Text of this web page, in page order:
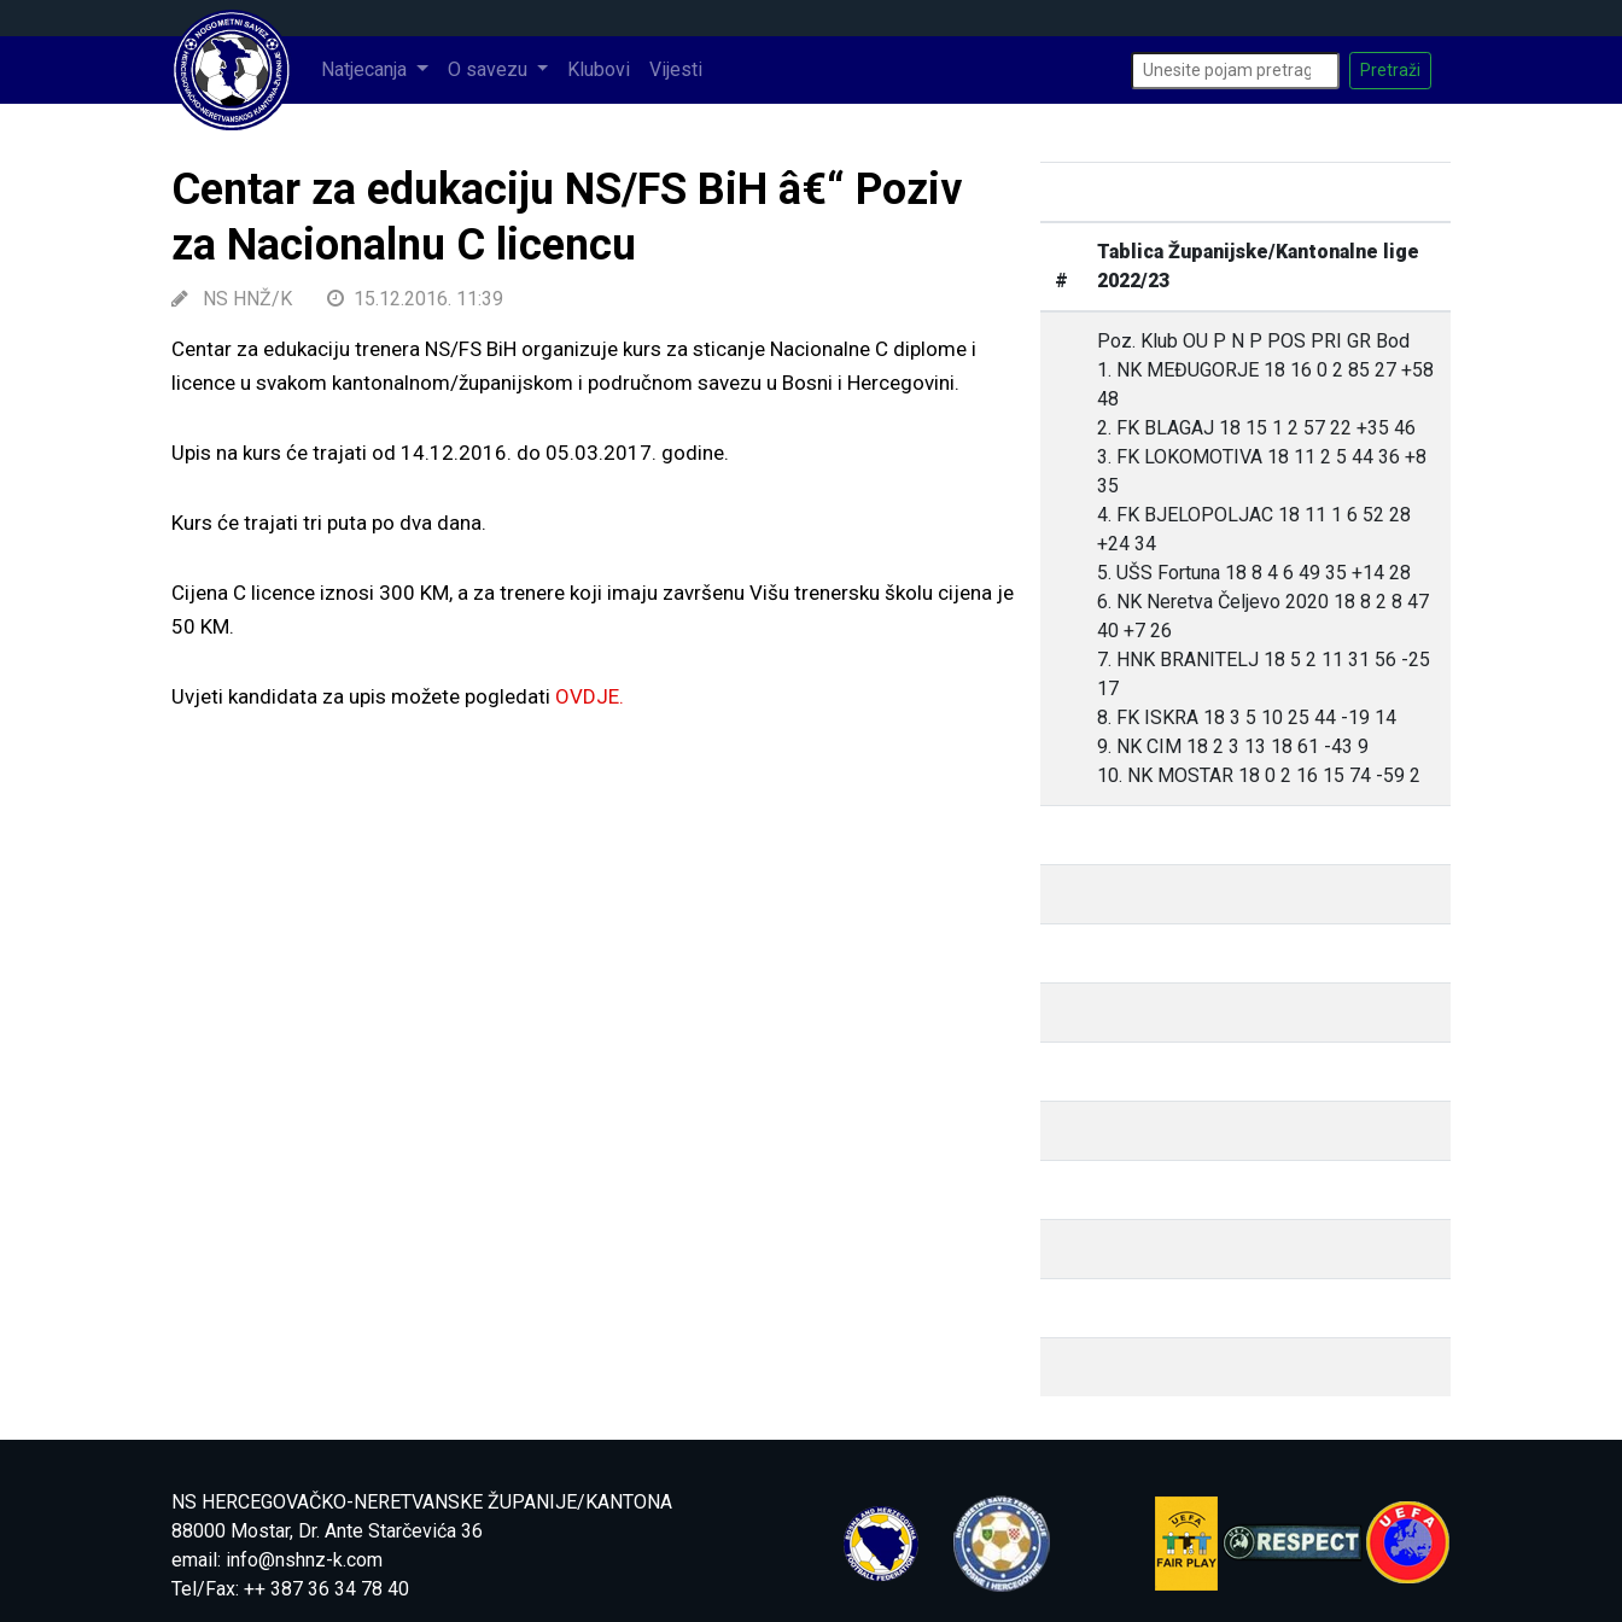
Natjecanja O savezu Klubovi Vijesti
Centar za edukaciju NS/FS BiH â€“ Poziv
za Nacionalnu C licencu
NS HNŽ/K 15.12.2016. 11:39
Centar za edukaciju trenera NS/FS BiH organizuje kurs za sticanje Nacionalne C diplome i
licence u svakom kantonalnom/županijskom i područnom savezu u Bosni i Hercegovini.
Upis na kurs će trajati od 14.12.2016. do 05.03.2017. godine.
Kurs će trajati tri puta po dva dana.
Cijena C licence iznosi 300 KM, a za trenere koji imaju završenu Višu trenersku školu cijena je
50 KM.
Uvjeti kandidata za upis možete pogledati OVDJE.
#
Tablica Županijske/Kantonalne lige
2022/23
Poz. Klub OU P N P POS PRI GR Bod
1. NK MEĐUGORJE 18 16 0 2 85 27 +58
48
2. FK BLAGAJ 18 15 1 2 57 22 +35 46
3. FK LOKOMOTIVA 18 11 2 5 44 36 +8
35
4. FK BJELOPOLJAC 18 11 1 6 52 28
+24 34
5. UŠS Fortuna 18 8 4 6 49 35 +14 28
6. NK Neretva Čeljevo 2020 18 8 2 8 47
40 +7 26
7. HNK BRANITELJ 18 5 2 11 31 56 -25
17
8. FK ISKRA 18 3 5 10 25 44 -19 14
9. NK CIM 18 2 3 13 18 61 -43 9
10. NK MOSTAR 18 0 2 16 15 74 -59 2
NS HERCEGOVAČKO-NERETVANSKE ŽUPANIJE/KANTONA
88000 Mostar, Dr. Ante Starčevića 36
email: info@nshnz-k.com
Tel/Fax: ++ 387 36 34 78 40